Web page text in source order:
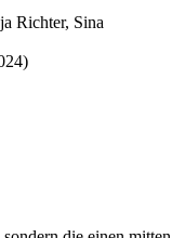
Richter, Sina